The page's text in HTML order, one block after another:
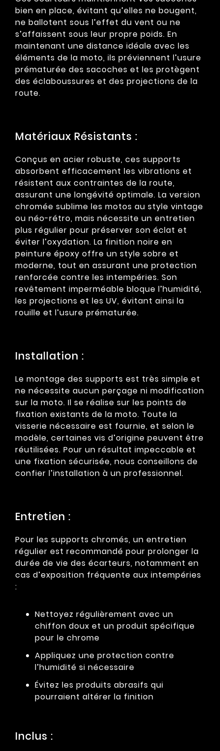
bien en place, évitant qu’elles ne bougent,
ne ballotent sous l’effet du vent ou ne
s’affaissent sous leur propre poids. En
maintenant une distance idéale avec les
éléments de la moto, ils préviennent l’usure
prématurée des sacoches et les protègent
des éclaboussures et des projections de la
route.
Matériaux Résistants :
Conçus en acier robuste, ces supports
absorbent efficacement les vibrations et
résistent aux contraintes de la route,
assurant une longévité optimale. La version
chromée sublime les motos au style vintage
ou néo-rétro, mais nécessite un entretien
plus régulier pour préserver son éclat et
éviter l’oxydation. La finition noire en
peinture époxy offre un style sobre et
moderne, tout en assurant une protection
renforcée contre les intempéries. Son
revêtement imperméable bloque l’humidité,
les projections et les UV, évitant ainsi la
rouille et l’usure prématurée.
Installation :
Le montage des supports est très simple et
ne nécessite aucun perçage ni modification
sur la moto. Il se réalise sur les points de
fixation existants de la moto. Toute la
visserie nécessaire est fournie, et selon le
modèle, certaines vis d’origine peuvent être
réutilisées. Pour un résultat impeccable et
une fixation sécurisée, nous conseillons de
confier l’installation à un professionnel.
Entretien :
Pour les supports chromés, un entretien
régulier est recommandé pour prolonger la
durée de vie des écarteurs, notamment en
cas d’exposition fréquente aux intempéries
:
Nettoyez régulièrement avec un
chiffon doux et un produit spécifique
pour le chrome
Appliquez une protection contre
l’humidité si nécessaire
Évitez les produits abrasifs qui
pourraient altérer la finition
Inclus :